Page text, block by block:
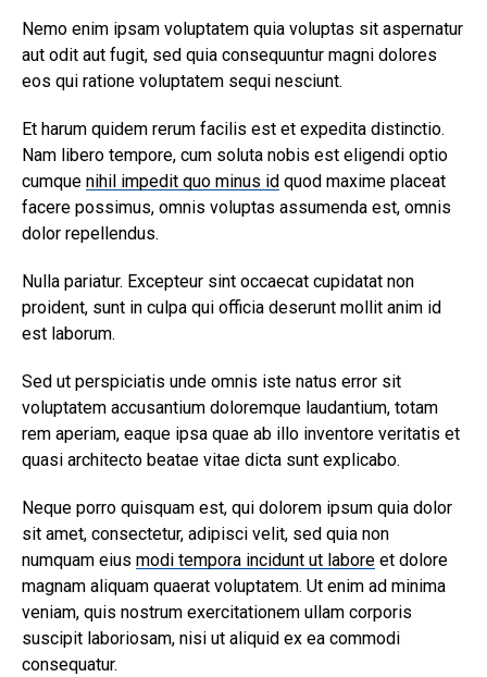
Nemo enim ipsam voluptatem quia voluptas sit aspernatur
aut odit aut fugit, sed quia consequuntur magni dolores
eos qui ratione voluptatem sequi nesciunt.
Et harum quidem rerum facilis est et expedita distinctio.
Nam libero tempore, cum soluta nobis est eligendi optio
cumque nihil impedit quo minus id quod maxime placeat
facere possimus, omnis voluptas assumenda est, omnis
dolor repellendus.
Nulla pariatur. Excepteur sint occaecat cupidatat non
proident, sunt in culpa qui officia deserunt mollit anim id
est laborum.
Sed ut perspiciatis unde omnis iste natus error sit
voluptatem accusantium doloremque laudantium, totam
rem aperiam, eaque ipsa quae ab illo inventore veritatis et
quasi architecto beatae vitae dicta sunt explicabo.
Neque porro quisquam est, qui dolorem ipsum quia dolor
sit amet, consectetur, adipisci velit, sed quia non
numquam eius modi tempora incidunt ut labore et dolore
magnam aliquam quaerat voluptatem. Ut enim ad minima
veniam, quis nostrum exercitationem ullam corporis
suscipit laboriosam, nisi ut aliquid ex ea commodi
consequatur.